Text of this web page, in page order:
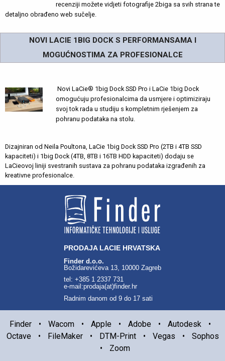
recenziji možete vidjeti fotografije 2biga sa svih strana te
detaljno obrađeno web sučelje.
NOVI LACIE 1BIG DOCK S PERFORMANSAMA I
MOGUĆNOSTIMA ZA PROFESIONALCE
Novi LaCie® 1big Dock SSD Pro i LaCie 1big Dock
omogućuju profesionalcima da usmjere i optimiziraju
svoj tok rada u studiju s kompletnim rješenjem za
pohranu podataka na stolu.
Dizajniran od Neila Poultona, LaCie 1big Dock SSD Pro (2TB i 4TB SSD
kapaciteti) i 1big Dock (4TB, 8TB i 16TB HDD kapaciteti) dodaju se
LaCieovoj liniji svestranih sustava za pohranu podataka izgrađenih za
kreativne profesionalce.
PRODAJA LACIE HRVATSKA
Finder d.o.o.
Božidarevićeva 13, 10000 Zagreb
tel: +385 1 2337 731
e-mail:prodaja(at)finder.hr
Radnim danom od 9 do 17 sati
Finder • Wacom • Apple • Adobe • Autodesk
•
Octave
• FileMaker • DTM-Print • Vegas •
Sophos
•
Zoom